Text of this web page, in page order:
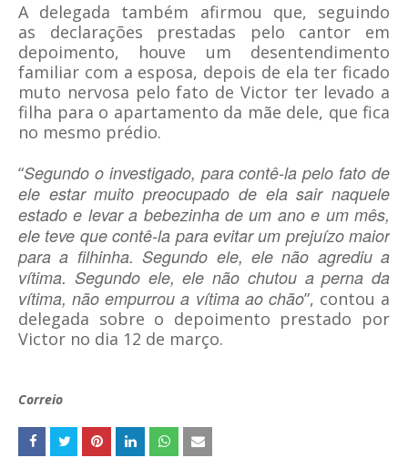
A delegada também afirmou que, seguindo
as declarações prestadas pelo cantor em
depoimento, houve um desentendimento
familiar com a esposa, depois de ela ter ficado
muto nervosa pelo fato de Victor ter levado a
filha para o apartamento da mãe dele, que fica
no mesmo prédio.
“Segundo o investigado, para contê-la pelo fato de
ele estar muito preocupado de ela sair naquele
estado e levar a bebezinha de um ano e um mês,
ele teve que contê-la para evitar um prejuízo maior
para a filhinha. Segundo ele, ele não agrediu a
vítima. Segundo ele, ele não chutou a perna da
vítima, não empurrou a vítima ao chão”, contou a
delegada sobre o depoimento prestado por
Victor no dia 12 de março.
Correio